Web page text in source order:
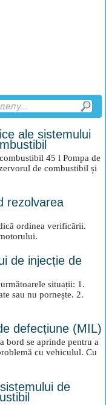
ale sistemului
45 l Pompa de
de combustibil și
rezolvarea
ordinea verificării.
de injecție de
situații: 1.
sau nu pornește. 2.
defecțiune (MIL)
bord se aprinde pentru a
cu vehiculul. Cu
de